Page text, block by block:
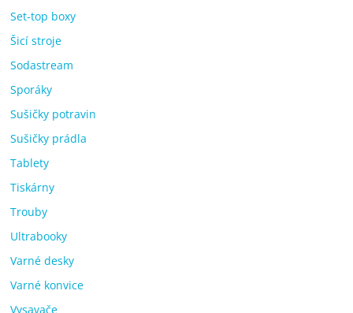
Set-top boxy
Šicí stroje
Sodastream
Sporáky
Sušičky potravin
Sušičky prádla
Tablety
Tiskárny
Trouby
Ultrabooky
Varné desky
Varné konvice
Vysavače